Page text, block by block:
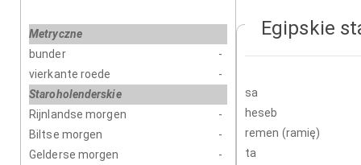
Metryczne
bunder
-
vierkante roede
-
Staroholenderskie
Rijnlandse morgen
-
Biltse morgen
-
Gelderse morgen
-
Egipskie
sa
heseb
remen (ramię)
ta